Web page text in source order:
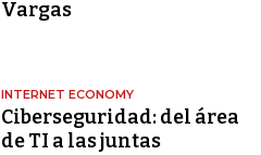
Vargas
INTERNET ECONOMY
Ciberseguridad: del área
de TI a las juntas